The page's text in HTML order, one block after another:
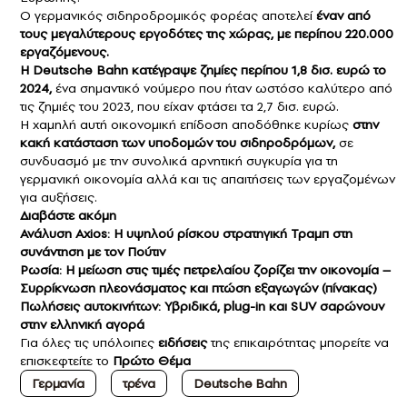
Ο γερμανικός σιδηροδρομικός φορέας αποτελείέναν από
τους μεγαλύτερους εργοδότες της χώρας, με περίπου 220.000
εργαζόμενους.
Η Deutsche Bahn κατέγραψε ζημίες περίπου 1,8 δισ. ευρώ το
2024,ένα σημαντικό νούμερο που ήταν ωστόσο καλύτερο από
τις ζημιές του 2023, που είχαν φτάσει τα 2,7 δισ. ευρώ.
Η χαμηλή αυτή οικονομική επίδοση αποδόθηκε κυρίως στην
κακή κατάσταση των υποδομών του σιδηροδρόμων,σε
συνδυασμό με την συνολικά αρνητική συγκυρία για τη
γερμανική οικονομία αλλά και τις απαιτήσεις των εργαζομένων
για αυξήσεις.
Διαβάστε ακόμη
Ανάλυση Axios: Η υψηλού ρίσκου στρατηγική Τραμπ στη
συνάντηση με τον Πούτιν
Ρωσία: Η μείωση στις τιμές πετρελαίου ζορίζει την οικονομία –
Συρρίκνωση πλεονάσματος και πτώση εξαγωγών (πίνακας)
Πωλήσεις αυτοκινήτων: Υβριδικά, plug-in και SUV σαρώνουν
στην ελληνική αγορά
Για όλες τις υπόλοιπες ειδήσειςτης επικαιρότητας μπορείτε να
επισκεφτείτε το Πρώτο Θέμα
Γερμανία
τρένα Deutsche Bahn